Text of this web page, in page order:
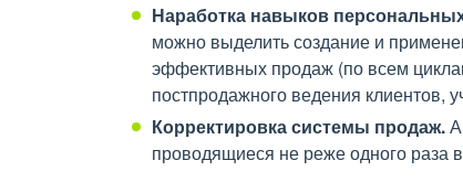
Наработка навыков
можно выделить создание и
эффективных продаж (по всем
постпродажного ведения клиентов,
Корректировка системы продаж.
проводящиеся не реже одного раза